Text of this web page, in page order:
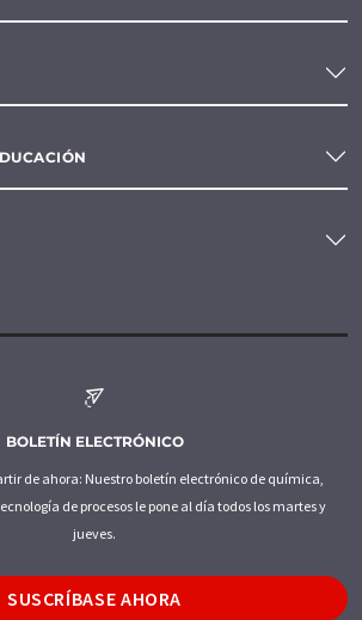
BOLETÍN ELECTRÓNICO
de ahora: Nuestro boletín electrónico de química,
de procesos le pone al día todos los martes y
jueves.
SUSCRÍBASE AHORA